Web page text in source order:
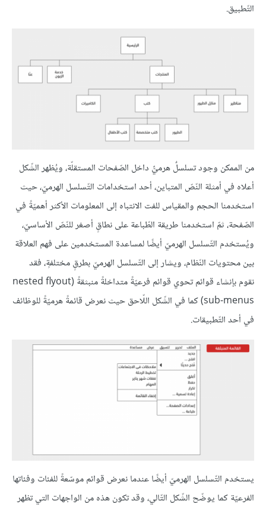
التّطبيق.
من الممكن وجود تسلسلٌ هرميٌّ داخل الصّفحات المستقلّة، ويُظهر الشّكل
أعلاه في أمثلة النّصّ المتباين، أحد استخدامات التّسلسل الهرميّ، حيث
استخدمنا الحجم والمقياس للفت الانتباه إلى المعلومات الأكثر أهميّةً في
الصّفحة، ثمّ استخدمنا طريقة الطّباعة على نطاقٍ أصغر للنّصّ الأساسيّ،
ويُستخدم التّسلسل الهرميّ أيضًا لمساعدة المستخدمين على فهم العلاقة
بين محتويات النّظام، ويشار إلى التّسلسل الهرميّ بطرقٍ مختلفةٍ، فقد
نقوم بإنشاء قوائم تحوي قوائم فرعيّةً متداخلةً منبثقةً (nested flyout
sub-menus) كما في الشّكل اللّاحق حيث نعرض قائمةً هرميّةً للوظائف
في أحد التّطبيقات.
يستخدم التّسلسل الهرميّ أيضًا عندما نعرض قوائم موسّعةً للفئات وفئاتها
الفرعيّة كما يوضّح الشّكل التّالي، وقد تكون هذه من الواجهات التي تظهر